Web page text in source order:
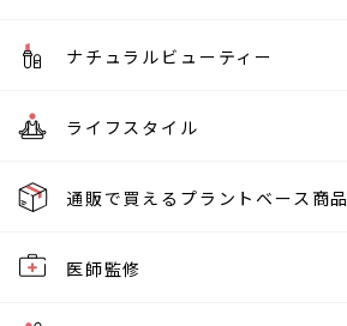
ナチュラルビューティー
ライフスタイル
通販で買えるプラントベース商品
医師監修